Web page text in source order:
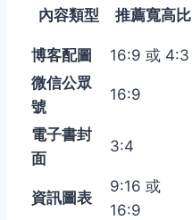
內容類型 推薦寬高比
博客配圖 16:9 或 4:3
微信公眾
號
16:9
電子書封
面
3:4
資訊圖表
9:16 或
16:9